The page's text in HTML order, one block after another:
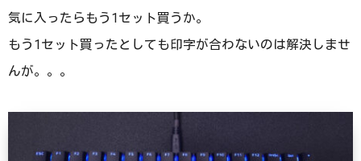
気に入ったらもう1セット買うか。
もう1セット買ったとしても印字が合わないのは解決しませ
んが。。。